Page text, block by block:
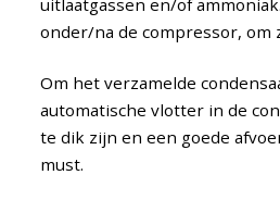
uitlaatgassen en/of
onder/na de compressor, om
Om het verzamelde
automatische vlotter in de
te dik zijn en een goede
must.